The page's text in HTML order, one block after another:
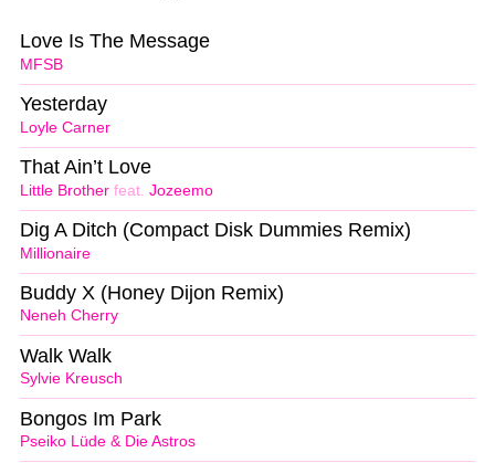
MFSB
Love Is The Message
Loyle Carner
Yesterday
Little Brother feat. Jozeemo
That Ain’t Love
Millionaire
Dig A Ditch (Compact Disk Dummies Remix)
Neneh Cherry
Buddy X (Honey Dijon Remix)
Sylvie Kreusch
Walk Walk
Pseiko Lüde & Die Astros
Bongos Im Park